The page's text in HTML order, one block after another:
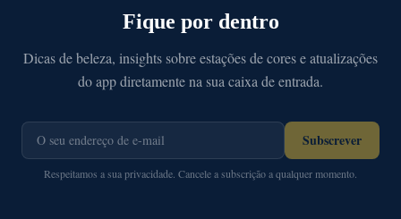
Fique por dentro
Dicas de beleza, insights sobre estações de cores e atualizações
do app diretamente na sua caixa de entrada.
Subscrever
Respeitamos a sua privacidade. Cancele a subscrição a qualquer momento.